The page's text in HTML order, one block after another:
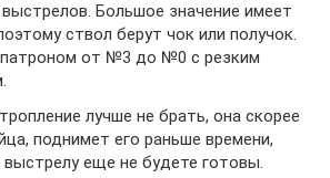
Большое значение имеет
ствол берут чок или получок.
от №3 до №0 с резким
лучше не брать, она скорее
поднимет его раньше времени,
еще не будете готовы.